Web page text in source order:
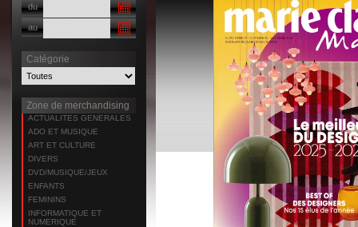
du
au
Catégorie
Zone de merchandising
ACTUALITES GENERALES
ADO ET MUSIQUE
ART ET CULTURE
DIVERS
DVD/MUSIQUE/JEUX
ENFANTS
FEMININS
INFORMATIQUE ET
NUMERIQUE